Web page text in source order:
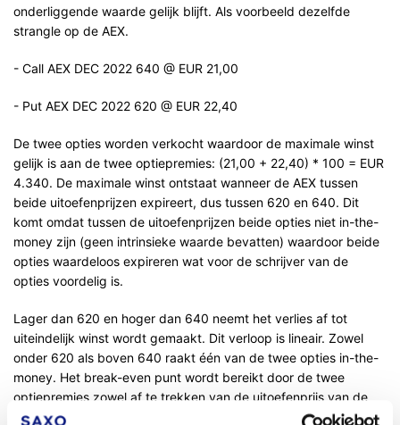
onderliggende waarde gelijk blijft. Als voorbeeld dezelfde
strangle op de AEX.
- Call AEX DEC 2022 640 @ EUR 21,00
- Put AEX DEC 2022 620 @ EUR 22,40
De twee opties worden verkocht waardoor de maximale winst
gelijk is aan de twee optiepremies: (21,00 + 22,40) * 100 = EUR
4.340. De maximale winst ontstaat wanneer de AEX tussen
beide uitoefenprijzen expireert, dus tussen 620 en 640. Dit
komt omdat tussen de uitoefenprijzen beide opties niet in-the-
money zijn (geen intrinsieke waarde bevatten) waardoor beide
opties waardeloos expireren wat voor de schrijver van de
opties voordelig is.
Lager dan 620 en hoger dan 640 neemt het verlies af tot
uiteindelijk winst wordt gemaakt. Dit verloop is lineair. Zowel
onder 620 als boven 640 raakt één van de twee opties in-the-
money. Het break-even punt wordt bereikt door de twee
optiepremies zowel af te trekken van de uitoefenprijs van de
put als op te tellen bij de uitoefenprijs van de call. Er zijn dus